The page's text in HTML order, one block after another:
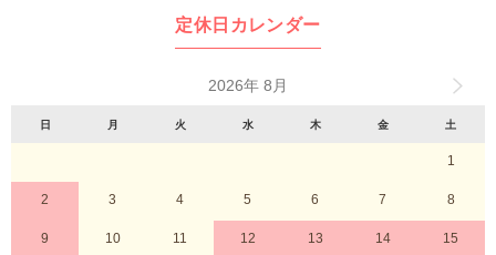
定休日カレンダー
2026年 8月
日 月 火 水 木 金 土
1
2 3 4 5 6 7 8
9 10 11 12 13 14 15